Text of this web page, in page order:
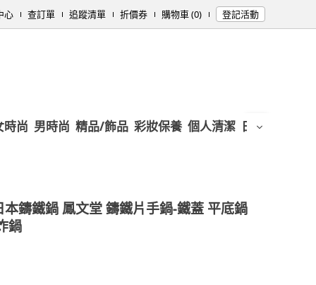
心 查訂單 追蹤清單 折價券 購物車 (0) 登記活動
時尚 男時尚 精品/飾品 彩妝保養 個人清潔 日用/紙品
鑄鐵鍋 鳳文堂 鑄鐵片手鍋-鐵蓋 平底鍋
鍋